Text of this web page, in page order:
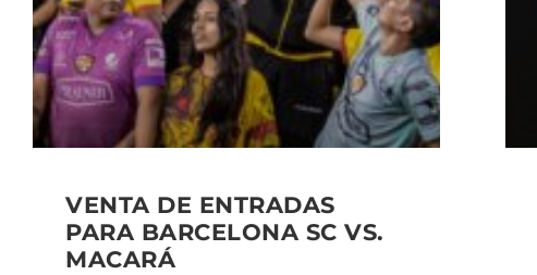
VENTA DE ENTRADAS
PARA BARCELONA SC VS.
MACARÁ